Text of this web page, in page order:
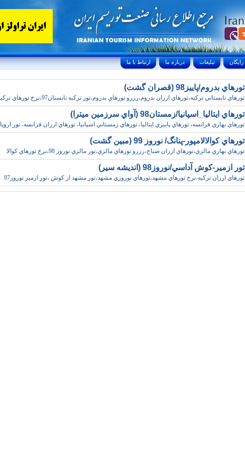
ارتباط با ما درباره ما تبليغات
تورهاي بدروم/پاييز98 (قصران گشت)
تورهاي تابستاني ترکيه،تورهاي ارزان بدروم،رزرو تورهاي بدروم،تور ترکيه تابستان97،نرخ تورهاي ترکيه
تورهاي ايتاليا_اسپانيا/زمستان98 (آواي سرزمين ميترا)
تورهاي بهاري فرانسه، تورهاي پاييزي ايتاليا، تورهاي زمستاني اسپانيا، تورهاي ارزان فرانسه، تور اروپا
تورهاي کوالالامپور-پنانگ/ نوروز 99 (مبين گشت)
تورهاي بهاري مالزي،تورهاي ارزان صباح،رزرو تورهاي مالزي،تور مالزي نوروز 98،نرخ تورهاي کوالا
تور ازمير-کوش آداسي/نوروز98 (انديشه سير)
تورهاي ارزان ترکيه،نرخ تورهاي مشهد،تورهاي نوروزي مشهد،تور مشهد از کوش ،تور ازمير نوروز97